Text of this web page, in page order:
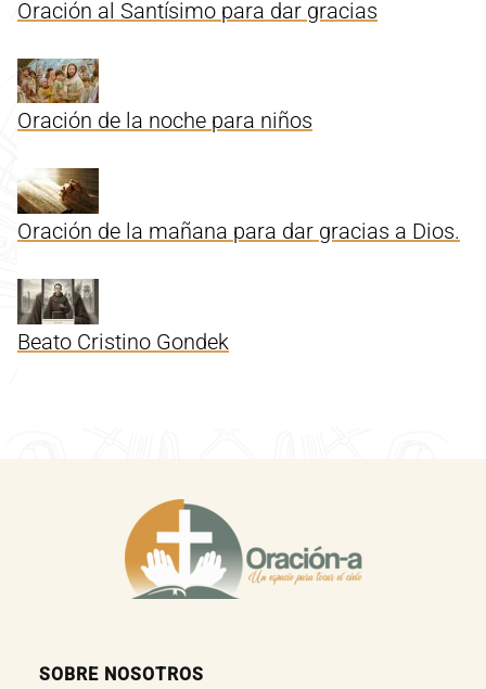
Oración al Santísimo para dar gracias
Oración de la noche para niños
Oración de la mañana para dar gracias a Dios.
Beato Cristino Gondek
SOBRE NOSOTROS